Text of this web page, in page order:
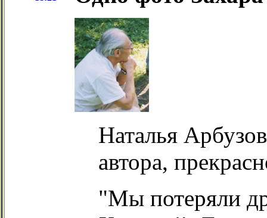
Наталья
автора,
"Мы потеряли